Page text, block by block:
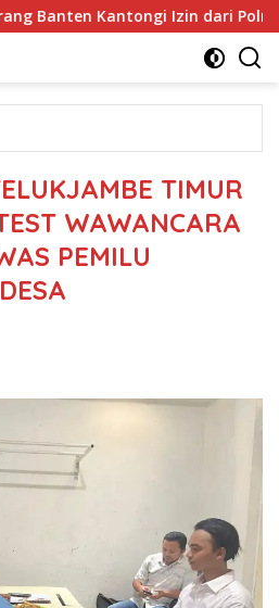
Banten Kantongi Izin dari Polri
TIMUR
WAWANCARA
PEMILU